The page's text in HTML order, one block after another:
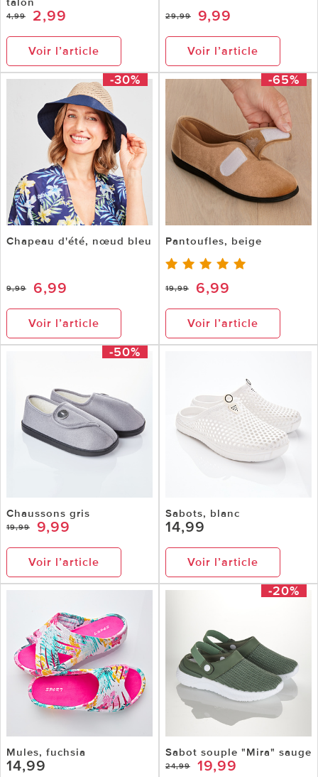
4,99 2,99
Voir l’article
29,99 9,99
Voir l’article
-30%
Chapeau d'été, nœud bleu
9,99 6,99
Voir l’article
-65%
Pantoufles, beige
19,99 6,99
Voir l’article
-50%
Chaussons gris
19,99 9,99
Voir l’article
Sabots, blanc
14,99
Voir l’article
Mules, fuchsia
14,99
-20%
Sabot souple "Mira" sauge
24,99 19,99